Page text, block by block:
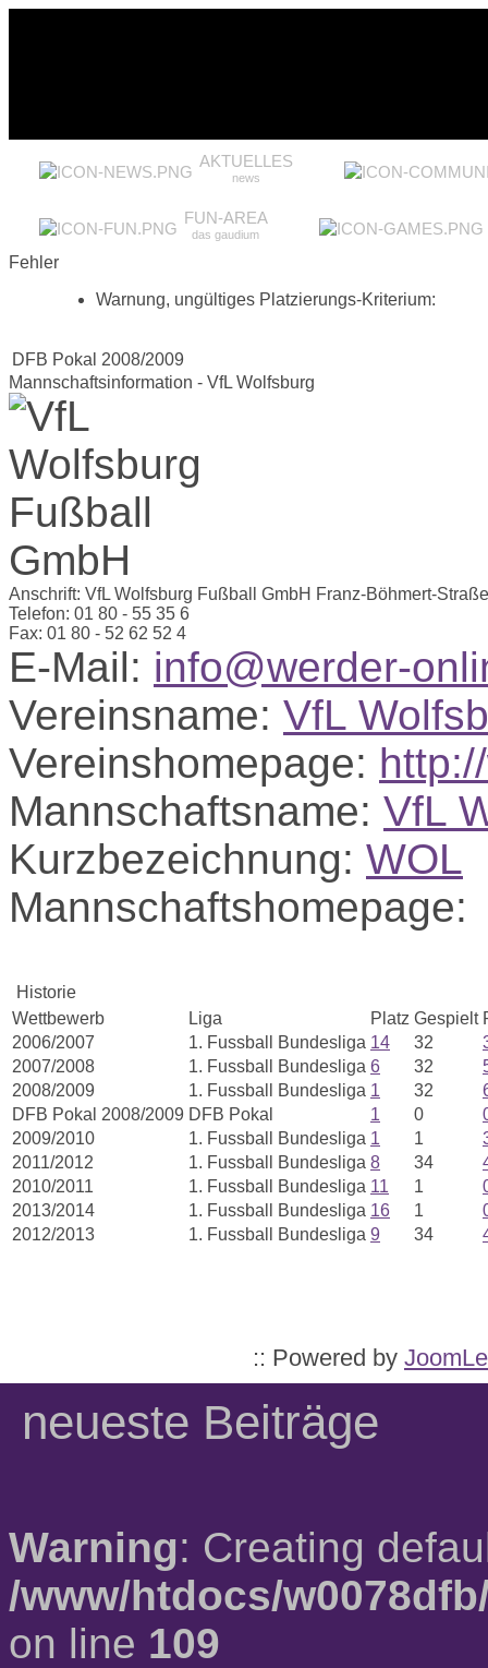
AKTUELLES
news
FUN-AREA
das gaudium
Fehler
Warnung, ungültiges Platzierungs-Kriterium:
DFB Pokal 2008/2009
Mannschaftsinformation - VfL Wolfsburg
Anschrift: VfL Wolfsburg Fußball GmbH Franz-Böhmert-
Telefon: 01 80 - 55 35 6
Fax: 01 80 - 52 62 52 4
E-Mail: info@werder-
Vereinsname: VfL
Vereinshomepage:
Mannschaftsname: VfL
Kurzbezeichnung: WOL
Mannschaftshomepage:
Historie
Wettbewerb
Liga Platz Gespielt
2006/2007
1. Fussball Bundesliga 14 32
2007/2008
1. Fussball Bundesliga 6 32
2008/2009
1. Fussball Bundesliga 1 32
DFB Pokal 2008/2009 DFB Pokal 1 0
2009/2010
1. Fussball Bundesliga 1 1
2011/2012
1. Fussball Bundesliga 8 34
2010/2011
1. Fussball Bundesliga 11 1
2013/2014
1. Fussball Bundesliga 16 1
2012/2013
1. Fussball Bundesliga 9 34
:: Powered by
neueste Beiträge
Warning: Creating
/www/htdocs/
on line 109